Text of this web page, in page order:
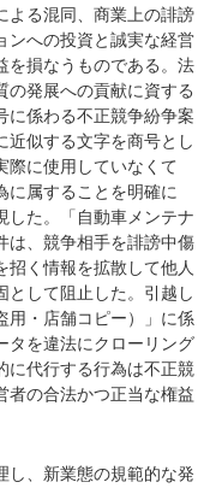
よる混同、商業上の誹謗
ンへの投資と誠実な経営
を損なうものである。法
の発展への貢献に資する
に係わる不正競争紛争案
近似する文字を商号とし
際に使用していなくて
に属することを明確に
した。「自動車メンテナ
は、競争相手を誹謗中傷
招く情報を拡散して他人
として阻止した。引越し
用・店舗コピー）」に係
タを違法にクローリング
に代行する行為は不正競
者の合法かつ正当な権益
し、新業態の規範的な発